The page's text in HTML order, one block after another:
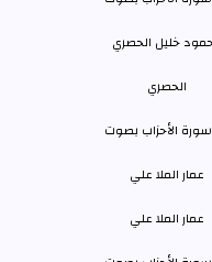
الحصري
عمار الملا علي